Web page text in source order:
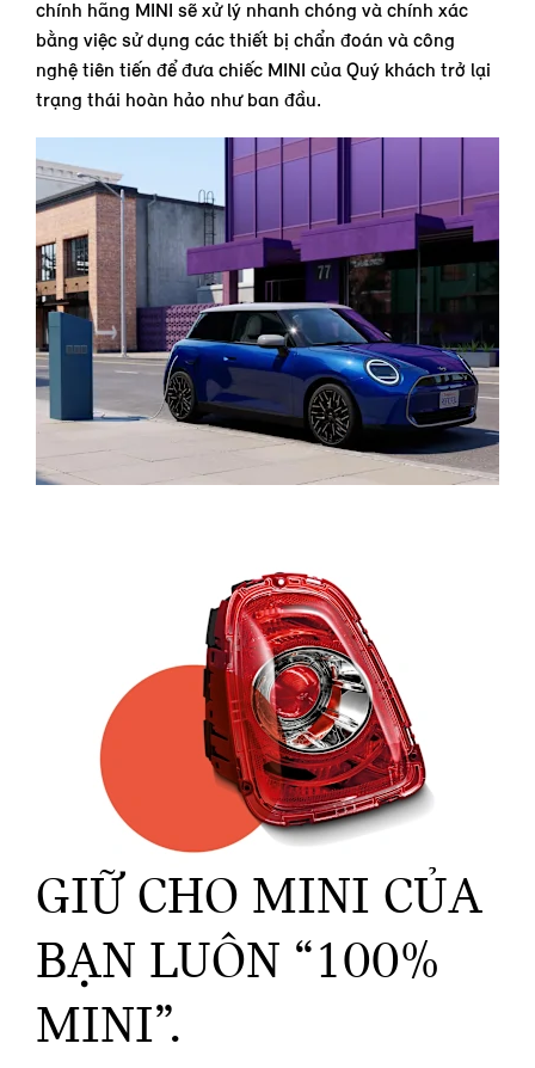
chính hãng MINI sẽ xử lý nhanh chóng và chính xác
bằng việc sử dụng các thiết bị chẩn đoán và công
nghệ tiên tiến để đưa chiếc MINI của Quý khách trở lại
trạng thái hoàn hảo như ban đầu.
GIỮ CHO MINI CỦA
BẠN LUÔN “100%
MINI”.